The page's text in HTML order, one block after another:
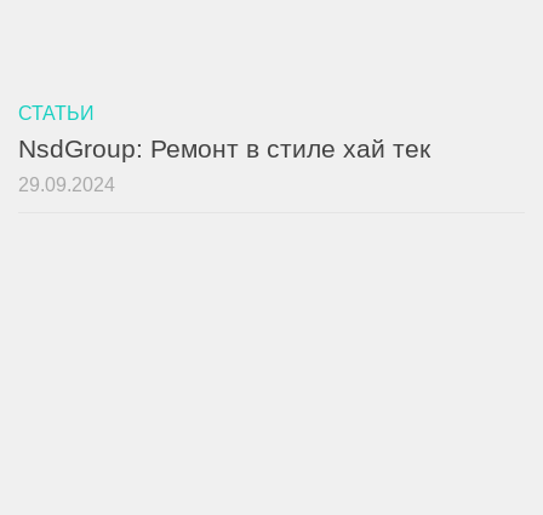
СТАТЬИ
NsdGroup: Ремонт в стиле хай тек
29.09.2024